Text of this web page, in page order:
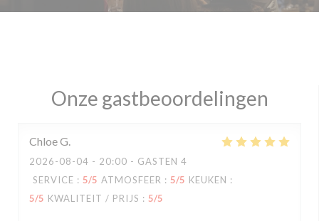
Onze gastbeoordelingen
ChloeG
2026-08-04 - 20:00 - GASTEN 4
SERVICE : 5/5 ATMOSFEER : 5/5 KEUKEN :
5/5 KWALITEIT / PRIJS : 5/5